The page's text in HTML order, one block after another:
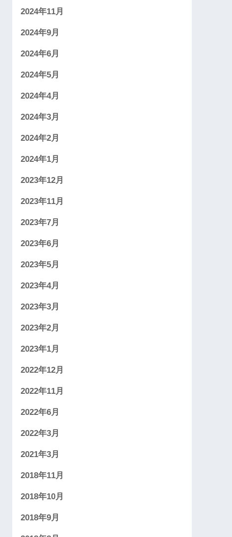
2024年11月
2024年9月
2024年6月
2024年5月
2024年4月
2024年3月
2024年2月
2024年1月
2023年12月
2023年11月
2023年7月
2023年6月
2023年5月
2023年4月
2023年3月
2023年2月
2023年1月
2022年12月
2022年11月
2022年6月
2022年3月
2021年3月
2018年11月
2018年10月
2018年9月